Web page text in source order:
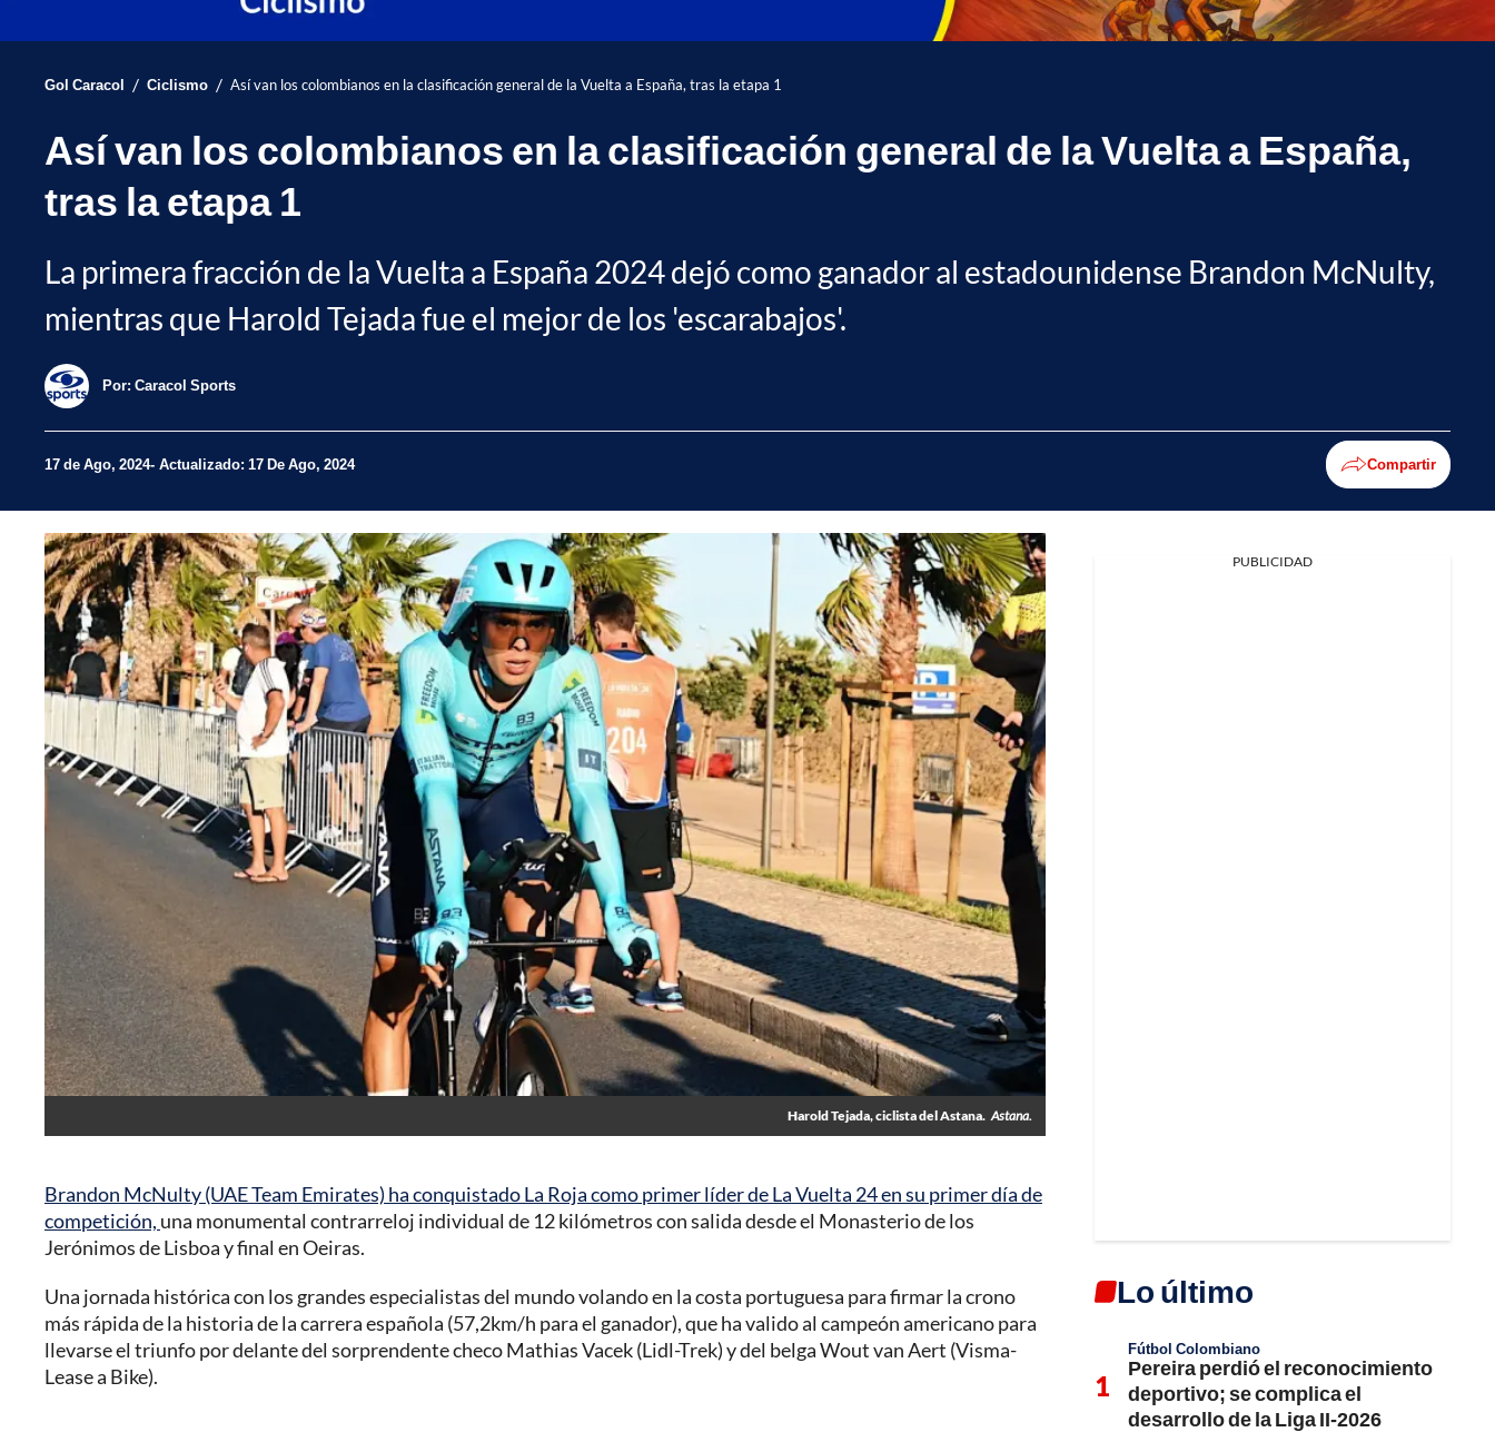
Gol Caracol / Ciclismo / Así van los colombianos en la clasificación general de la Vuelta a España, tras la etapa 1
Así van los colombianos en la clasificación general de la Vuelta a España,
tras la etapa 1
La primera fracción de la Vuelta a España 2024 dejó como ganador al estadounidense Brandon McNulty,
mientras que Harold Tejada fue el mejor de los 'escarabajos'.
Por: Caracol Sports
17 de Ago, 2024 Actualizado: 17 De Ago, 2024 Compartir
Harold Tejada, ciclista del Astana. Astana.
Brandon McNulty (UAE Team Emirates) ha conquistado La Roja como primer líder de La Vuelta 24 en su primer día de
competición, una monumental contrarreloj individual de 12 kilómetros con salida desde el Monasterio de los
Jerónimos de Lisboa y final en Oeiras.
Una jornada histórica con los grandes especialistas del mundo volando en la costa portuguesa para firmar la crono
más rápida de la historia de la carrera española (57,2km/h para el ganador), que ha valido al campeón americano para
llevarse el triunfo por delante del sorprendente checo Mathias Vacek (Lidl-Trek) y del belga Wout van Aert (Visma-
Lease a Bike).
PUBLICIDAD
Lo último
Fútbol Colombiano
Pereira perdió el reconocimiento
deportivo; se complica el
desarrollo de la Liga II-2026